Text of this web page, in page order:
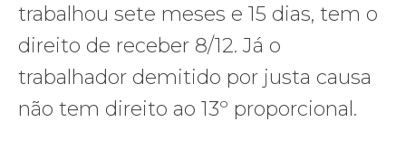
trabalhou sete meses e 15 dias, tem o
direito de receber 8/12. Já o
trabalhador demitido por justa causa
não tem direito ao 13º proporcional.